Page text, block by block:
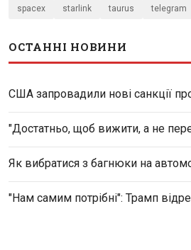
spacex starlink taurus telegram
ОСТАННІ НОВИНИ
США запровадили нові санкції
"Достатньо, щоб вижити, а не
Як вибратися з багнюки на
"Нам самим потрібні": Трамп